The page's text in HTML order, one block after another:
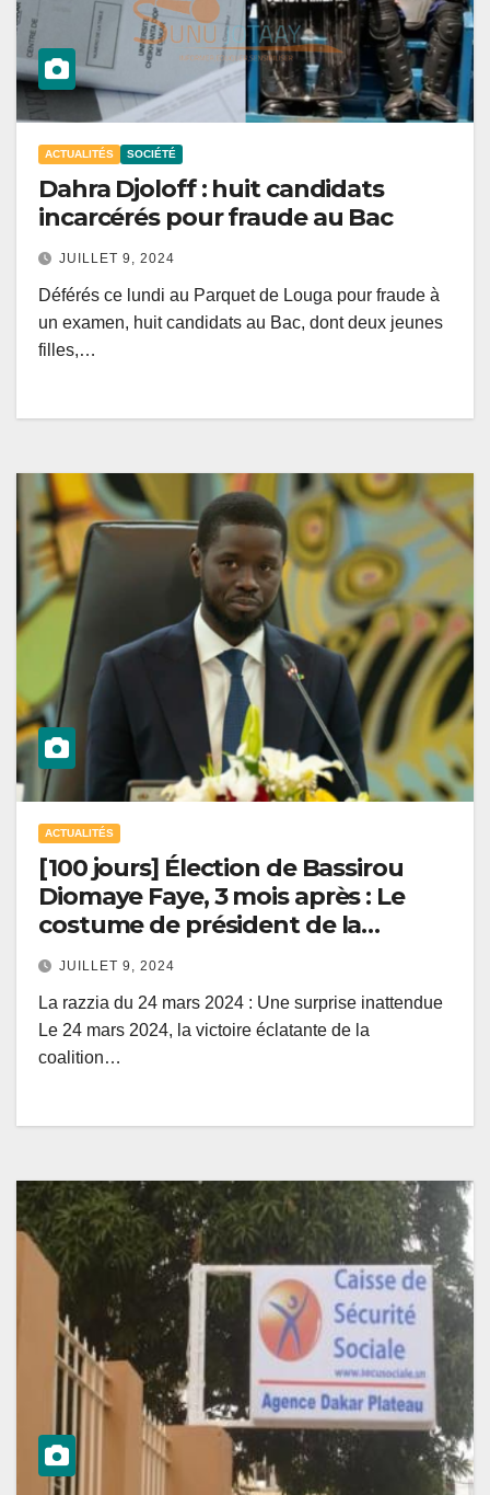
ACTUALITÉS SOCIÉTÉ
Dahra Djoloff : huit candidats
incarcérés pour fraude au Bac
JUILLET 9, 2024
Déférés ce lundi au Parquet de Louga pour fraude à
un examen, huit candidats au Bac, dont deux jeunes
filles,…
ACTUALITÉS
[100 jours] Élection de Bassirou
Diomaye Faye, 3 mois après : Le
costume de président de la
République lui va à merveille !
JUILLET 9, 2024
La razzia du 24 mars 2024 : Une surprise inattendue
Le 24 mars 2024, la victoire éclatante de la
coalition…